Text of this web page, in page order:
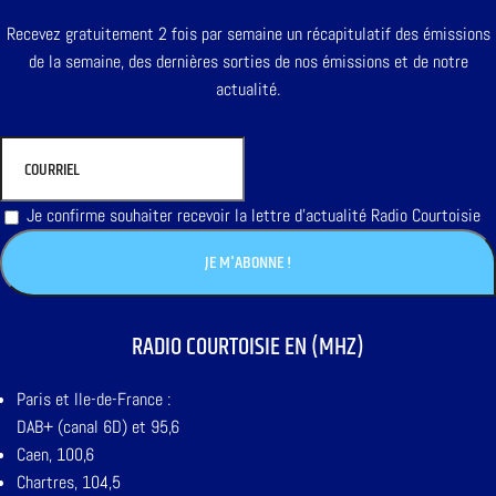
Recevez gratuitement 2 fois par semaine un récapitulatif des émissions
de la semaine, des dernières sorties de nos émissions et de notre
actualité.
Je confirme souhaiter recevoir la lettre d'actualité Radio Courtoisie
RADIO COURTOISIE EN (MHZ)
Paris et Ile-de-France :
DAB+ (canal 6D) et 95,6
Caen, 100,6
Chartres, 104,5